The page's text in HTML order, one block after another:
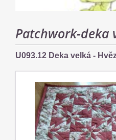
Patchwork-deka
U093.12 Deka velká -